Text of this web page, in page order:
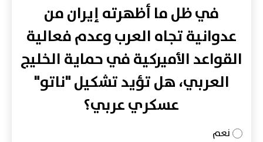
في ظل ما أظهرته إيران من
عدوانية تجاه العرب وعدم فعالية
القواعد الأميركية في حماية الخليج
العربي، هل تؤيد تشكيل "ناتو"
عسكري عربي؟
نعم